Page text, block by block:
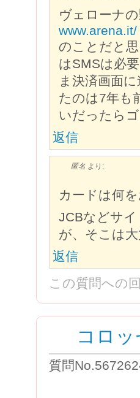
ヴェローナ
www.arena.it/
のことだと
はSMSは必
ま決済画面
たのは7年も
いだったら
返信
匿名 より:
カードは何
JCBなどサ
が、そこは
返信
この質問への
コロ
質問